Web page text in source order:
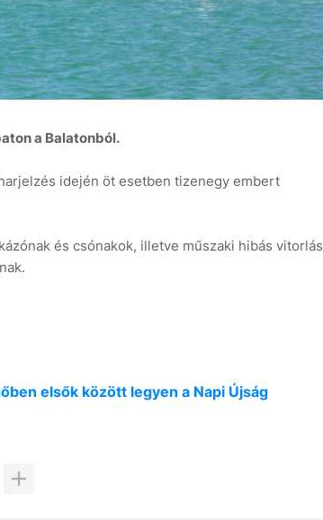
a Balatonból.
idején öt esetben tizenegy embert
és csónakok, illetve műszaki hibás vitorlás
elsők között legyen a Napi Újság